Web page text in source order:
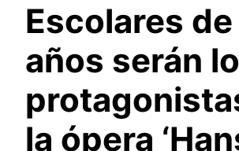
Escolares
años serán
la ópera